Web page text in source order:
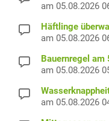
am 05.08.2026
Häftlinge
am 05.08.2026
Bauernregel am
am 05.08.2026
am 05.08.2026